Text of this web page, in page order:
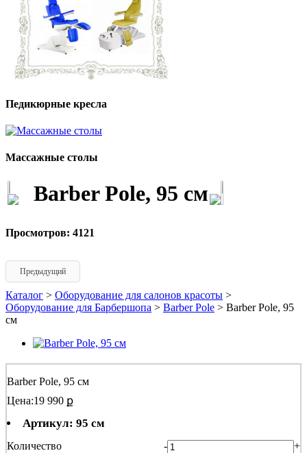
Педикюрные кресла
Массажные столы
Barber Pole, 95 см
Просмотров: 4121
Предыдущий
Каталог > Оборудование для салонов красоты >
Оборудование для Барбершопа > Barber Pole > Barber Pole, 95
см
Barber Pole, 95 см
Цена:19 990 ք
Артикул: 95 см
Количество - +